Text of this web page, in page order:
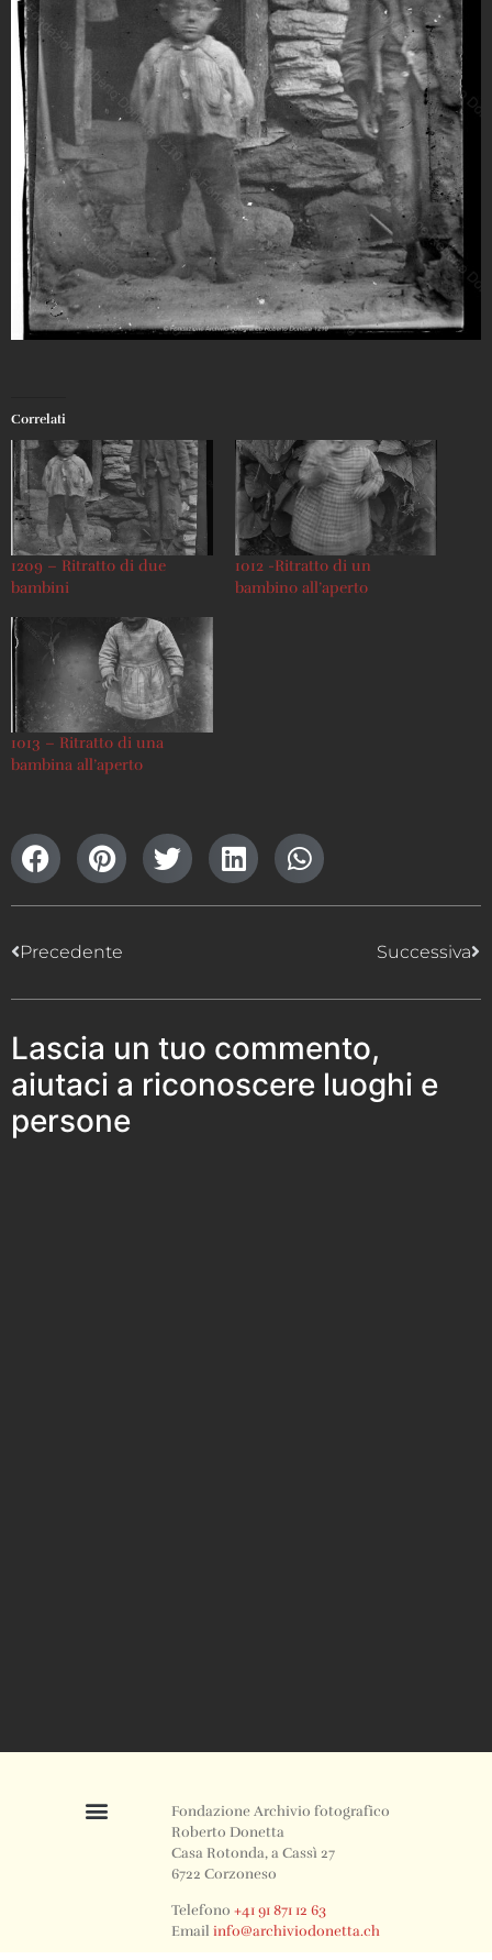
Correlati
1209 – Ritratto di due
bambini
1012 -Ritratto di un
bambino all’aperto
1013 – Ritratto di una
bambina all’aperto
Precedente Successiva
Lascia un tuo commento,
aiutaci a riconoscere luoghi e
persone
Fondazione Archivio fotografico
Roberto Donetta
Casa Rotonda, a Cassì 27
6722 Corzoneso
Telefono+41 91 871 12 63
Emailinfo@archiviodonetta.ch